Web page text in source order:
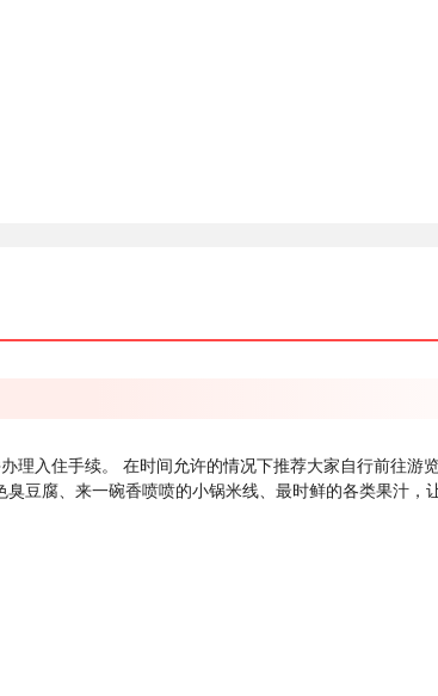
理入住手续。 在时间允许的情况下推荐大家自行前往游
豆腐、来一碗香喷喷的小锅米线、最时鲜的各类果汁，